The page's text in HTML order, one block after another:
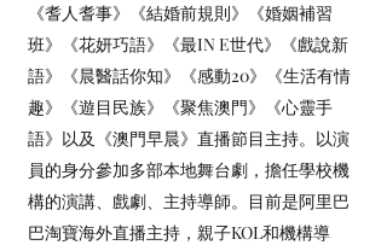
《耆人耆事》《結婚前規則》《婚姻補習
班》《花妍巧語》《最IN E世代》《戲說新
語》《晨醫話你知》《感動20》《生活有情
趣》《遊目民族》《聚焦澳門》《心靈手
語》以及《澳門早晨》直播節目主持。以演
員的身分參加多部本地舞台劇，擔任學校機
構的演講、戲劇、主持導師。目前是阿里巴
巴淘寶海外直播主持，親子KOL和機構導